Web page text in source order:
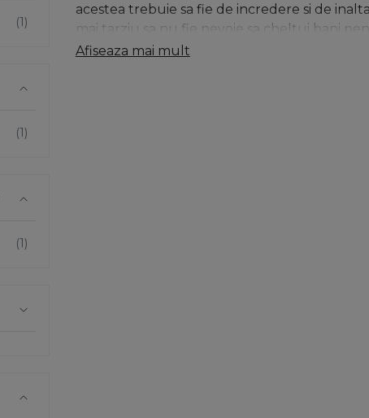
acestea trebuie sa fie de incredere si de
mai tarziu sa nu fie nevoie sa cheltui bani
ceea ce priveste formele, dimensiunile si
Afiseaza mai mult